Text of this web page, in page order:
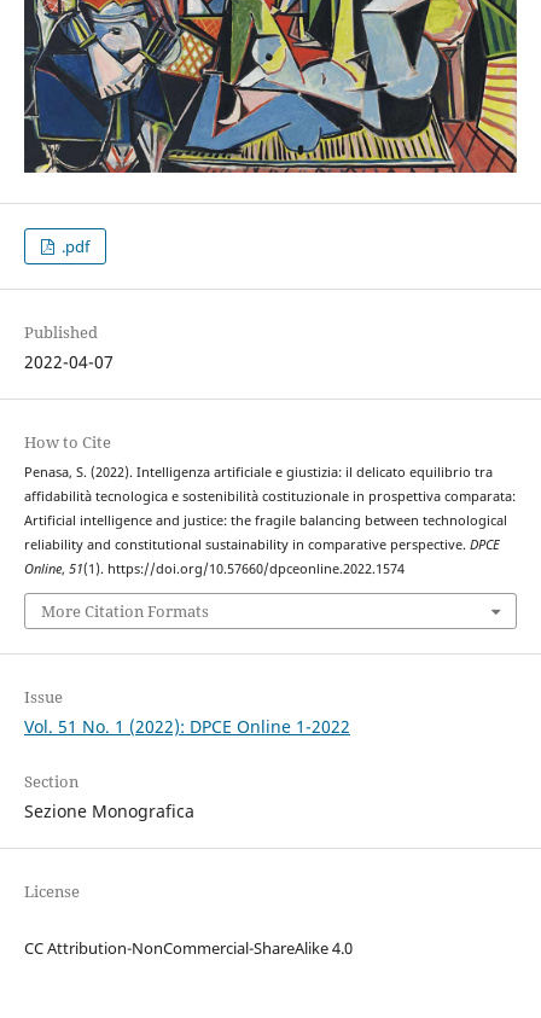
.pdf
Published
2022-04-07
How to Cite
Penasa, S. (2022). Intelligenza artificiale e giustizia: il delicato equilibrio tra
affidabilità tecnologica e sostenibilità costituzionale in prospettiva comparata:
Artificial intelligence and justice: the fragile balancing between technological
reliability and constitutional sustainability in comparative perspective. DPCE
Online, 51(1). https://doi.org/10.57660/dpceonline.2022.1574
More Citation Formats
Issue
Vol. 51 No. 1 (2022): DPCE Online 1-2022
Section
Sezione Monografica
License
CC Attribution-NonCommercial-ShareAlike 4.0